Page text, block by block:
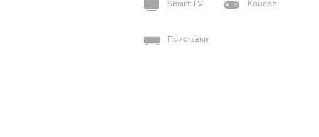
Smart TV Консолі
Приставки